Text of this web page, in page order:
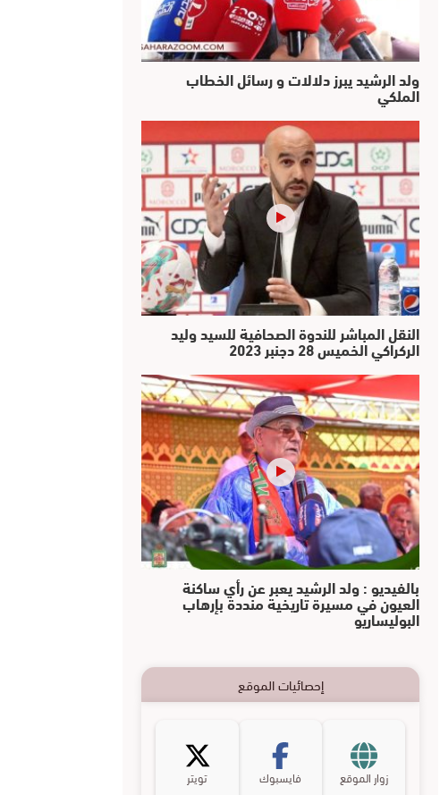
ولد الرشيد يبرز دلالات و رسائل الخطاب
الملكي
النقل المباشر للندوة الصحافية للسيد وليد
الركراكي الخميس 28 دجنبر 2023
بالفيديو : ولد الرشيد يعبر عن رأي ساكنة
العيون في مسيرة تاريخية منددة بإرهاب
البوليساريو
إحصائيات الموقع
زوار الموقع فايسبوك تويتر